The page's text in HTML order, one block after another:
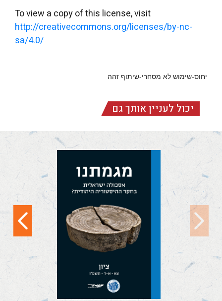
To view a copy of this license, visit
http://creativecommons.org/licenses/by-nc-
sa/4.0/
יחוס-שימוש לא מסחרי-שיתוף זהה
יכול לעניין אותך גם
א-ד)
מגמתנו: אסכולה
ההיסטוריה היהודית?
(ציון, צא [תשפ"ו]) הוא
כרך-נושא...
קראו עוד